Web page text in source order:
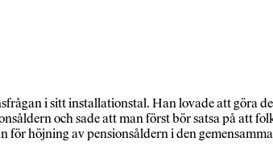
i sitt installationstal. Han lovade att göra
och sade att man först bör satsa på att
höjning av pensionsåldern i den